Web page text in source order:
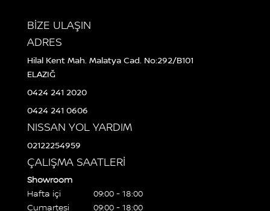
BİZE ULAŞIN
ADRES
Hilal Kent Mah. Malatya Cad. No:292/B101
ELAZIĞ
0424 241 2020
0424 241 0606
NISSAN YOL YARDIM
02122254959
ÇALIŞMA SAATLERİ
Showroom
Hafta içi
09:00 - 18:00
Cumartesi
09:00 - 18:00